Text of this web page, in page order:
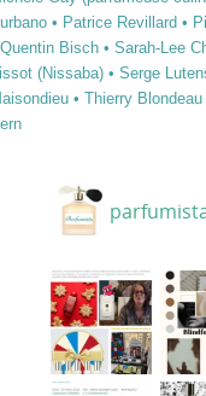
• Patrice Revillard •
Bisch • Sarah-Lee
(Nissaba) • Serge
• Thierry Blondeau